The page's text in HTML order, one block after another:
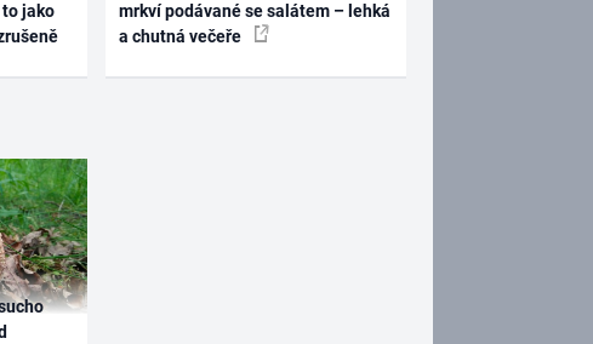
jako
mrkví podávané se salátem – lehká
a chutná večeře